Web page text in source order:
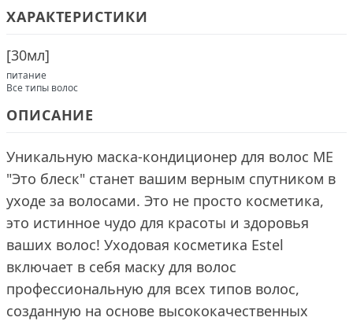
ХАРАКТЕРИСТИКИ
[30мл]
питание
Все типы волос
ОПИСАНИЕ
Уникальную маска-кондиционер для волос ME
"Это блеск" станет вашим верным спутником в
уходе за волосами. Это не просто косметика,
это истинное чудо для красоты и здоровья
ваших волос! Уходовая косметика Estel
включает в себя маску для волос
профессиональную для всех типов волос,
созданную на основе высококачественных